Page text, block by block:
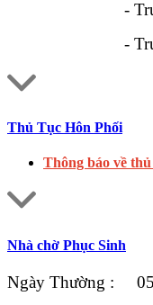
- Trước giờ
- Trước giờ
Thủ Tục Hôn Phối
Thông báo về
Nhà chờ Phục Sinh
Ngày Thường :